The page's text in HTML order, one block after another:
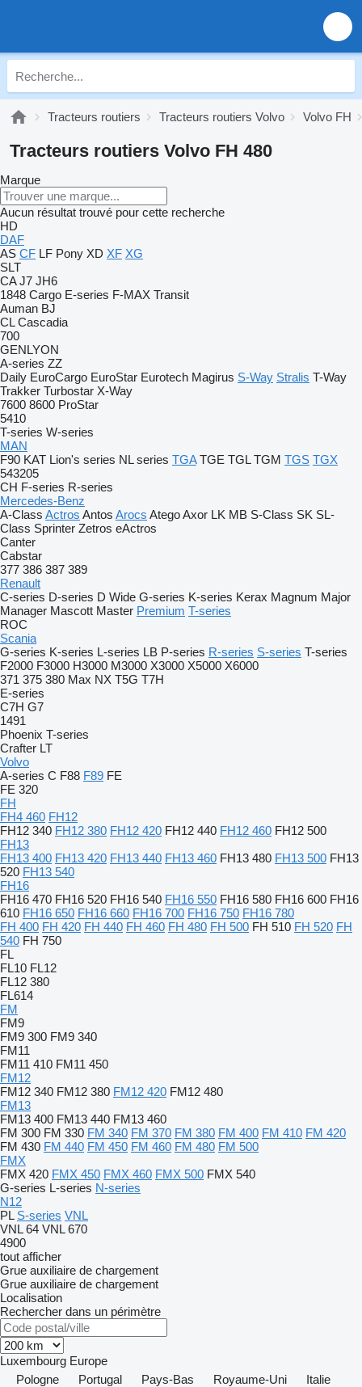
Tracteurs routiers Tracteurs routiers Volvo Volvo FH
Tracteurs routiers Volvo FH 480
Marque
Aucun résultat trouvé pour cette recherche
HD
DAF
AS CF LF Pony XD XF XG
SLT
CA J7 JH6
1848 Cargo E-series F-MAX Transit
Auman BJ
CL Cascadia
700
GENLYON
A-series ZZ
Daily EuroCargo EuroStar Eurotech Magirus S-Way Stralis T-Way
Trakker Turbostar X-Way
7600 8600 ProStar
5410
T-series W-series
MAN
F90 KAT Lion's series NL series TGA TGE TGL TGM TGS TGX
543205
CH F-series R-series
Mercedes-Benz
A-Class Actros Antos Arocs AtegoAxor LK MB S-Class SK SL-
Class Sprinter Zetros eActros
Canter
Cabstar
377 386 387 389
Renault
C-series D-series D Wide G-series K-series Kerax Magnum Major
Manager Mascott Master Premium T-series
ROC
Scania
G-series K-series L-series LB P-series R-series S-series T-series
F2000 F3000 H3000 M3000 X3000 X5000 X6000
371 375 380 Max NX T5G T7H
E-series
C7H G7
1491
Phoenix T-series
Crafter LT
Volvo
A-series C F88 F89 FE
FE 320
FH
FH4 460 FH12
FH12 340 FH12 380 FH12 420 FH12 440 FH12 460 FH12 500
FH13
FH13 400 FH13 420 FH13 440 FH13 460 FH13 480 FH13 500 FH13
520 FH13 540
FH16
FH16 470 FH16 520 FH16 540 FH16 550 FH16 580 FH16 600 FH16
610 FH16 650 FH16 660 FH16 700 FH16 750 FH16 780
FH 400 FH 420 FH 440 FH 460 FH 480 FH 500 FH 510 FH 520 FH
540 FH 750
FL
FL10 FL12
FL12 380
FL614
FM
FM9
FM9 300 FM9 340
FM11
FM11 410 FM11 450
FM12
FM12 340 FM12 380 FM12 420 FM12 480
FM13
FM13 400 FM13 440 FM13 460
FM 300 FM 330 FM 340 FM 370 FM 380 FM 400 FM 410 FM 420
FM 430 FM 440 FM 450 FM 460 FM 480 FM 500
FMX
FMX 420 FMX 450 FMX 460 FMX 500 FMX 540
G-series L-series N-series
N12
PL S-series VNL
VNL 64 VNL 670
4900
tout afficher
Grue auxiliaire de chargement
Grue auxiliaire de chargement
Localisation
Rechercher dans un périmètre
Luxembourg Europe
Pologne
Portugal Pays-Bas Royaume-Uni
Italie